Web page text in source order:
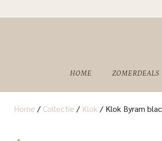
HOME ZOMERDEALS
SHOWROOM
Home / Collectie / Klok / Klok Byram